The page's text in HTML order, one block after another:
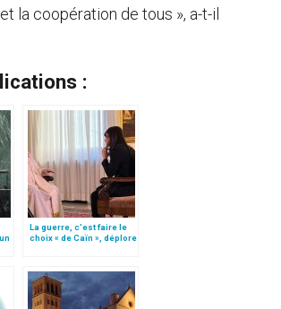
la coopération de tous », a-t-il
:
La guerre, c’est faire le
choix « de Caïn », déplore